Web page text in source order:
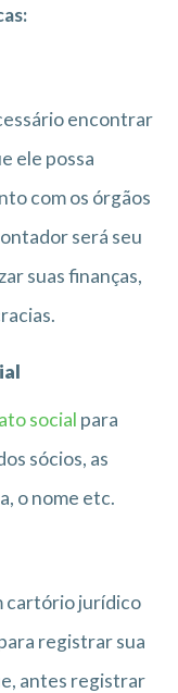
encontrar
ele possa
com os órgãos
será seu
suas finanças,
social para
sócios, as
o nome etc.
cartório jurídico
registrar sua
antes registrar